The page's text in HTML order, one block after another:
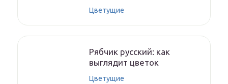
Цветущие
Рябчик русский: как
выглядит цветок
Цветущие